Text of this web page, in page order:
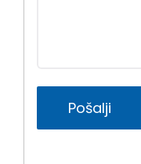
Pošalji